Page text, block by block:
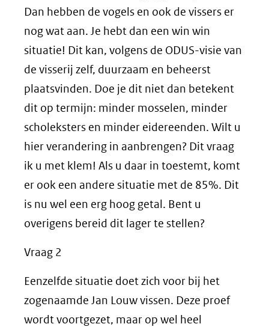
Dan hebben de vogels en ook de vissers er
nog wat aan. Je hebt dan een win win
situatie! Dit kan, volgens de ODUS-visie van
de visserij zelf, duurzaam en beheerst
plaatsvinden. Doe je dit niet dan betekent
dit op termijn: minder mosselen, minder
scholeksters en minder eidereenden. Wilt u
hier verandering in aanbrengen? Dit vraag
ik u met klem! Als u daar in toestemt, komt
er ook een andere situatie met de 85%. Dit
is nu wel een erg hoog getal. Bent u
overigens bereid dit lager te stellen?
Vraag 2
Eenzelfde situatie doet zich voor bij het
zogenaamde Jan Louw vissen. Deze proef
wordt voortgezet, maar op wel heel